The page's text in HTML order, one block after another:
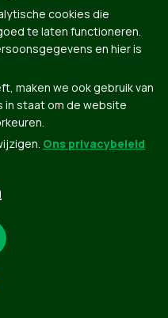
| Gebouwd door
cookies die
te laten functioneren.
en hier is
maken we ook gebruik van
in staat om de website
Ons privacybeleid